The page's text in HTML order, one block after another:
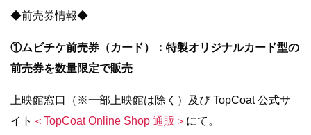
◆前売券情報◆
①ムビチケ前売券（カード）：特製オリジナルカード型の
前売券を数量限定で販売
上映館窓口（※一部上映館は除く）及び TopCoat 公式サ
イト ＜TopCoat Online Shop 通販＞ にて。